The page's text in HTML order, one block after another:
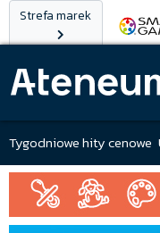
Strefa marek
Tygodniowe hity cenowe